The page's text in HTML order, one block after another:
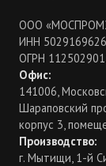
ООО
ИНН
ОГРН
Офис:
141006,
Шараповский
корпус 3,
Производство:
г. Мытищи, 1-й